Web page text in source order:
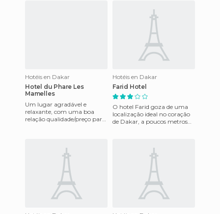
Hotéis en Dakar
Hotel du Phare Les
Mamelles
Um lugar agradável e
relaxante, com uma boa
relação qualidade/preço para
Hotéis en Dakar
Farid Hotel
O hotel Farid goza de uma
localização ideal no coração
de Dakar, a poucos metros